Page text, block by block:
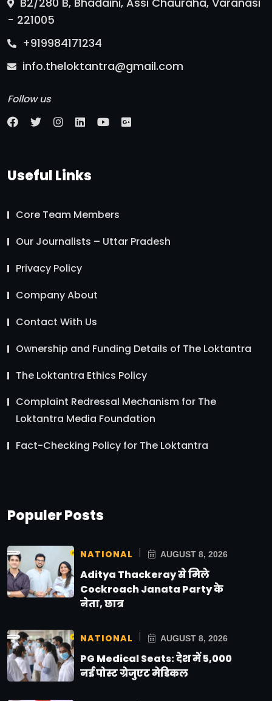
- 221005
+919984171234
info.theloktantra@gmail.com
Follow us
Useful Links
Core Team Members
Our Journalists – Uttar Pradesh
Privacy Policy
Company About
Contact With Us
Ownership and Funding Details of The Loktantra
The Loktantra Ethics Policy
Complaint Redressal Mechanism for The
Loktantra Media Foundation
Fact-Checking Policy for The Loktantra
Populer Posts
NATIONAL AUGUST 8, 2026
Aditya Thackeray से मिले
Cockroach Janata Party के
नेता, छात्र
NATIONAL AUGUST 8, 2026
PG Medical Seats: देश में 5,000
नई पोस्ट ग्रेजुएट मेडिकल